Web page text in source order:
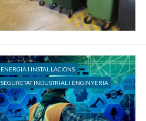
ENERGIA I INSTAL·LACIONS
SEGURETAT INDUSTRIAL I ENGINYERIA